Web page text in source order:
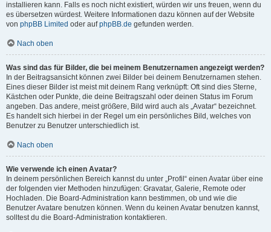
installieren kann. Falls es noch nicht existiert, würden wir uns freuen, wenn du
es übersetzen würdest. Weitere Informationen dazu können auf der Website
von phpBB Limited oder aufphpBB.de gefunden werden.
Nach oben
Was sind das für Bilder, die bei meinem Benutzernamen angezeigt werden?
In der Beitragsansicht können zwei Bilder bei deinem Benutzernamen stehen.
Eines dieser Bilder ist meist mit deinem Rang verknüpft: Oft sind dies Sterne,
Kästchen oder Punkte, die deine Beitragszahl oder deinen Status im Forum
angeben. Das andere, meist größere, Bild wird auch als „Avatar“ bezeichnet.
Es handelt sich hierbei in der Regel um ein persönliches Bild, welches von
Benutzer zu Benutzer unterschiedlich ist.
Nach oben
Wie verwende ich einen Avatar?
In deinem persönlichen Bereich kannst du unter „Profil“ einen Avatar über eine
der folgenden vier Methoden hinzufügen: Gravatar, Galerie, Remote oder
Hochladen. Die Board-Administration kann bestimmen, ob und wie die
Benutzer Avatare benutzen können. Wenn du keinen Avatar benutzen kannst,
solltest du die Board-Administration kontaktieren.